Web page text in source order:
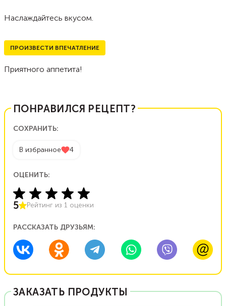
Наслаждайтесь вкусом.
ПРОИЗВЕСТИ ВПЕЧАТЛЕНИЕ
Приятного аппетита!
ПОНРАВИЛСЯ РЕЦЕПТ?
СОХРАНИТЬ:
В избранное 4
ОЦЕНИТЬ:
5 Рейтинг из 1 оценки
РАССКАЗАТЬ ДРУЗЬЯМ:
ЗАКАЗАТЬ ПРОДУКТЫ